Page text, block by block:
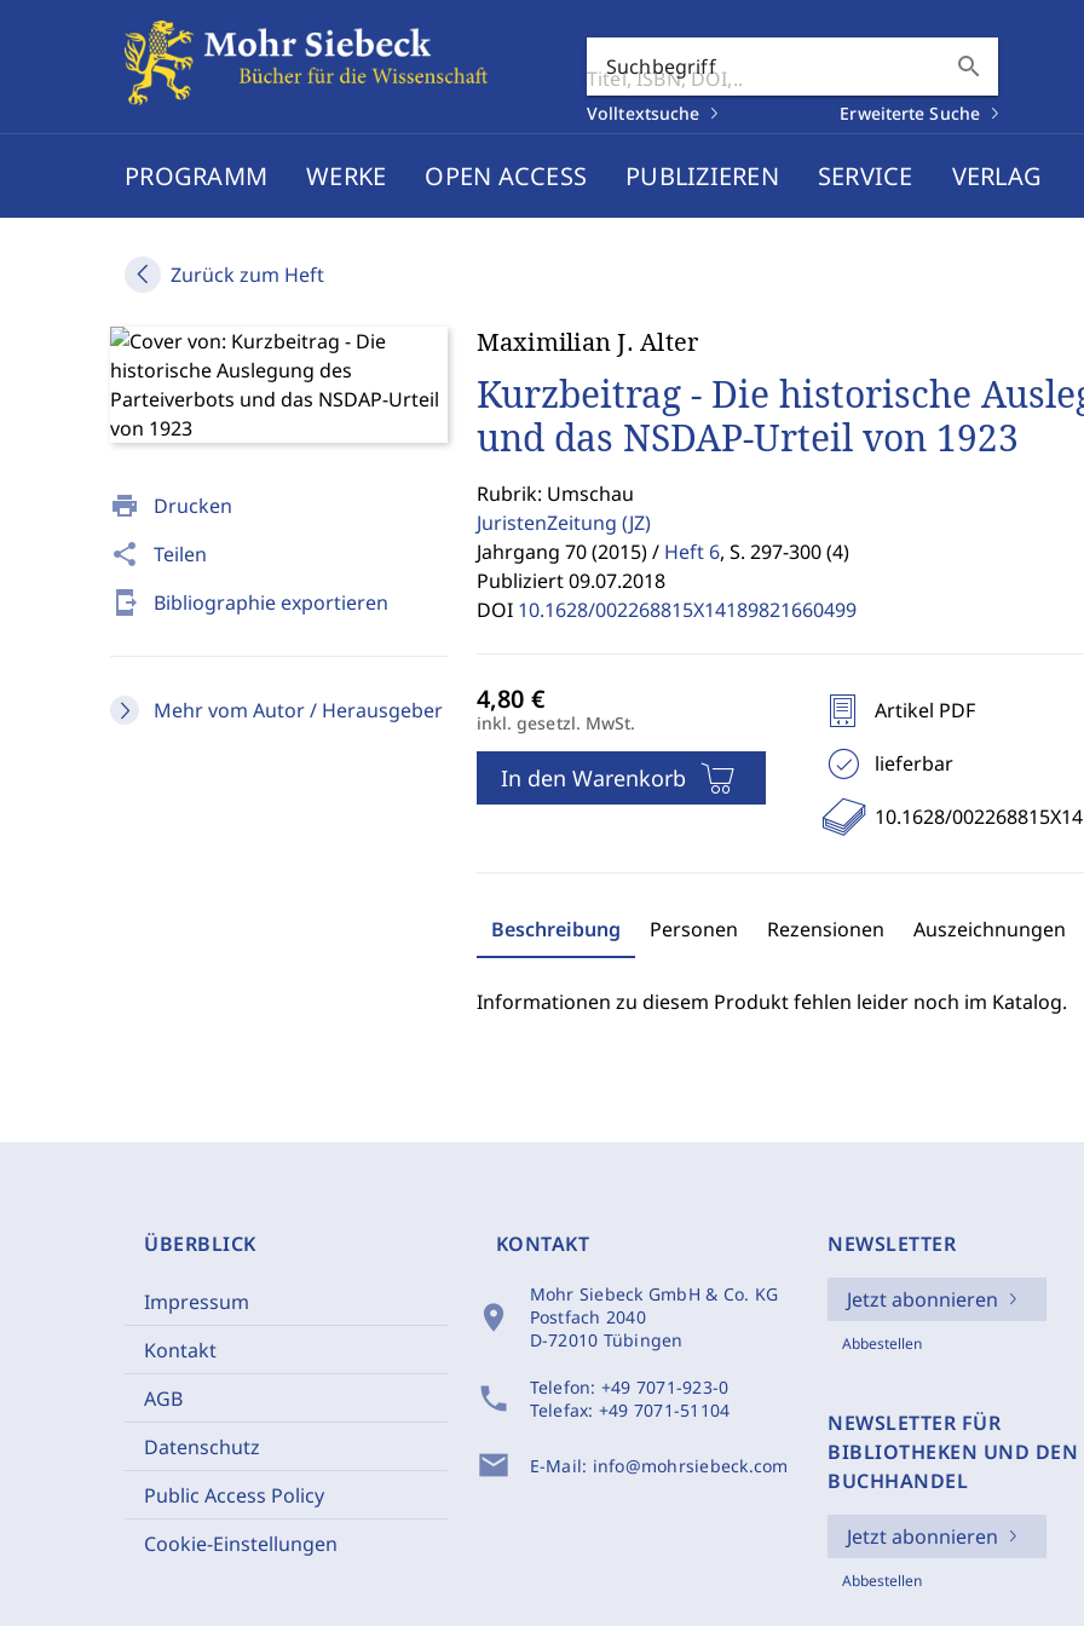
Suchbegriff search
Volltextsuche Erweiterte Suche
PROGRAMM WERKE OPEN ACCESS PUBLIZIEREN SERVICE VERLAG
Zurück zum Heft
print Drucken
share Teilen
send_to_mobile Bibliographie exportieren
Mehr vom Autor / Herausgeber
Maximilian J. Alter
Kurzbeitrag - Die historische
und das NSDAP-Urteil von 1923
Rubrik: Umschau
JuristenZeitung (JZ)
Jahrgang 70 (2015) / Heft 6, S. 297-300 (4)
Publiziert 09.07.2018
DOI 10.1628/002268815X14189821660499
inkl. gesetzl. MwSt.
In den Warenkorb
Artikel PDF
lieferbar
10.1628/
Beschreibung Personen Rezensionen Auszeichnungen
Informationen zu diesem Produkt fehlen leider noch im Katalog.
ÜBERBLICK
Impressum
Kontakt
AGB
Datenschutz
Public Access Policy
Cookie-Einstellungen
KONTAKT
location_on
Mohr Siebeck GmbH & Co. KG
Postfach 2040
D-72010 Tübingen
phone Telefon: +49 7071-923-0
Telefax: +49 7071-51104
mail E-Mail: info@mohrsiebeck.com
NEWSLETTER
Jetzt abonnieren
Abbestellen
NEWSLETTER FÜR
BIBLIOTHEKEN UND DEN
BUCHHANDEL
Jetzt abonnieren
Abbestellen